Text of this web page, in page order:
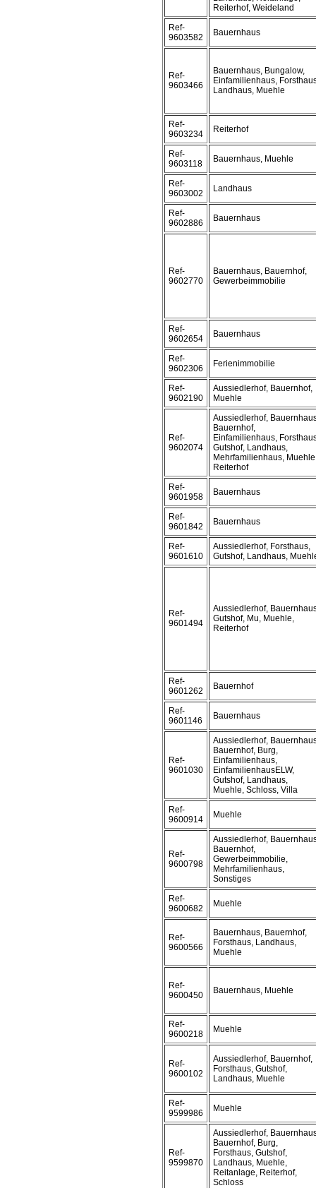
Reiterhof, Weideland
Ref-
9603582
Bauernhaus
Ref-
9603466
Bauernhaus, Bungalow,
Einfamilienhaus,
Landhaus, Muehle
Ref-
9603234
Reiterhof
Ref-
9603118
Bauernhaus, Muehle
Ref-
9603002
Landhaus
Ref-
9602886
Bauernhaus
Ref-
9602770
Bauernhaus, Bauernhof,
Gewerbeimmobilie
Ref-
9602654
Bauernhaus
Ref-
9602306
Ferienimmobilie
Ref-
9602190
Aussiedlerhof, Bauernhof,
Muehle
Ref-
9602074
Aussiedlerhof,
Bauernhof,
Einfamilienhaus,
Gutshof, Landhaus,
Mehrfamilienhaus,
Reiterhof
Ref-
9601958
Bauernhaus
Ref-
9601842
Bauernhaus
Ref-
9601610
Aussiedlerhof, Forsthaus,
Gutshof, Landhaus,
Ref-
9601494
Aussiedlerhof,
Gutshof, Mu, Muehle,
Reiterhof
Ref-
9601262
Bauernhof
Ref-
9601146
Bauernhaus
Ref-
9601030
Aussiedlerhof,
Bauernhof, Burg,
Einfamilienhaus,
EinfamilienhausELW,
Gutshof, Landhaus,
Muehle, Schloss, Villa
Ref-
9600914
Muehle
Ref-
9600798
Aussiedlerhof,
Bauernhof,
Gewerbeimmobilie,
Mehrfamilienhaus,
Sonstiges
Ref-
9600682
Muehle
Ref-
9600566
Bauernhaus, Bauernhof,
Forsthaus, Landhaus,
Muehle
Ref-
9600450
Bauernhaus, Muehle
Ref-
9600218
Muehle
Ref-
9600102
Aussiedlerhof, Bauernhof,
Forsthaus, Gutshof,
Landhaus, Muehle
Ref-
9599986
Muehle
Ref-
9599870
Aussiedlerhof,
Bauernhof, Burg,
Forsthaus, Gutshof,
Landhaus, Muehle,
Reitanlage, Reiterhof,
Schloss